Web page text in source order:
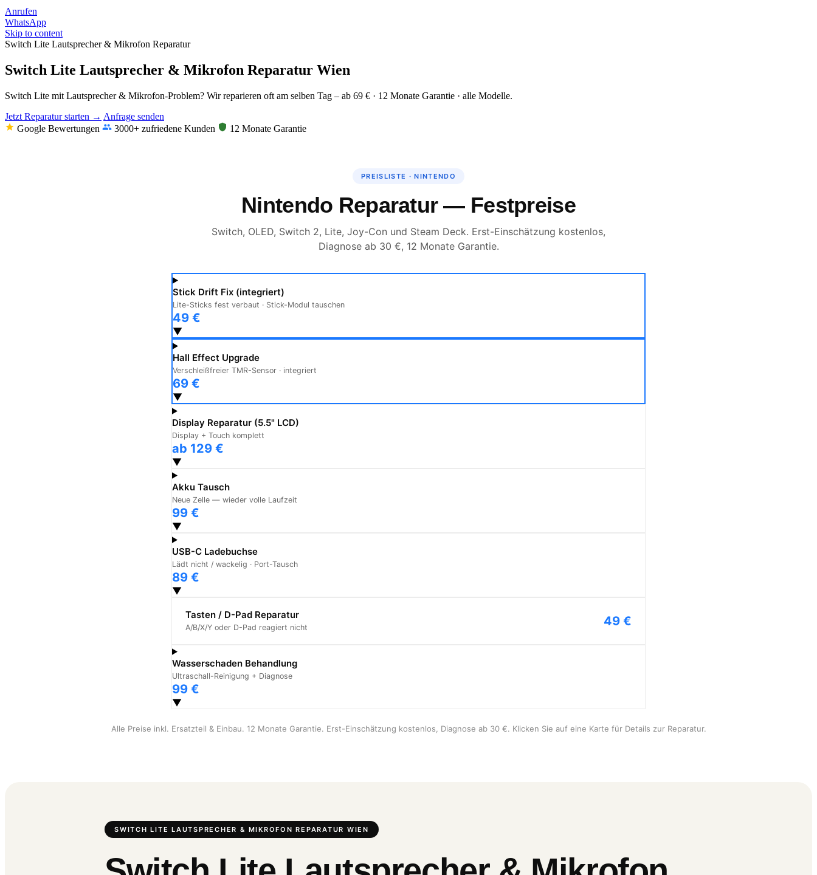
Anrufen
WhatsApp
Skip to content
Switch Lite Lautsprecher & Mikrofon Reparatur
Switch Lite Lautsprecher & Mikrofon Reparatur Wien
Switch Lite mit Lautsprecher & Mikrofon-Problem? Wir reparieren oft am selben Tag – ab 69 € · 12 Monate Garantie · alle Modelle.
Jetzt Reparatur starten → Anfrage senden
Google Bewertungen
3000+ zufriedene Kunden 12 Monate Garantie
PREISLISTE · NINTENDO
Nintendo Reparatur — Festpreise
Switch, OLED, Switch 2, Lite, Joy-Con und Steam Deck. Erst-Einschätzung kostenlos,
Diagnose ab 30 €, 12 Monate Garantie.
Stick Drift Fix (integriert)
Lite-Sticks fest verbaut · Stick-Modul tauschen
49 €
▼
Hall Effect Upgrade
Verschleißfreier TMR-Sensor · integriert
69 €
▼
Display Reparatur (5.5" LCD)
Display + Touch komplett
ab 129 €
▼
Akku Tausch
Neue Zelle — wieder volle Laufzeit
99 €
▼
USB-C Ladebuchse
Lädt nicht / wackelig · Port-Tausch
89 €
▼
Tasten / D-Pad Reparatur
A/B/X/Y oder D-Pad reagiert nicht 49 €
Wasserschaden Behandlung
Ultraschall-Reinigung + Diagnose
99 €
▼
Alle Preise inkl. Ersatzteil & Einbau. 12 Monate Garantie. Erst-Einschätzung kostenlos, Diagnose ab 30 €. Klicken Sie auf eine Karte für Details zur Reparatur.
SWITCH LITE LAUTSPRECHER & MIKROFON REPARATUR WIEN